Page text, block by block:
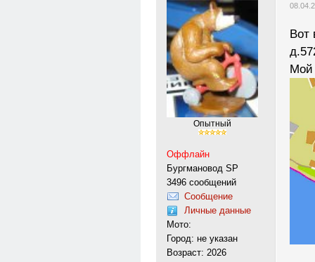
Опытный
Оффлайн
Бургмановод SP
3496 сообщений
Сообщение
Личные данные
Мото:
Город: не указан
Возраст: 2026
Вот
Мой